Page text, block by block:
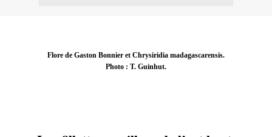
Flore de Gaston Bonnier et Chrysiridia madagascarensis.
Photo : T. Guinhut.